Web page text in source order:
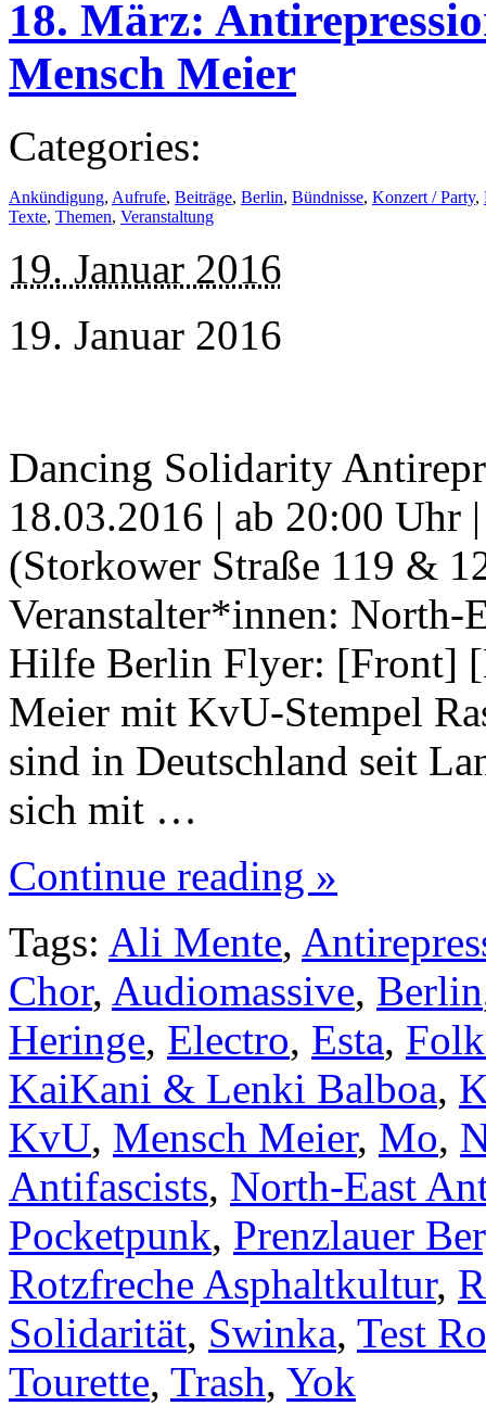
18. März:
Mensch Meier
Categories:
Ankündigung, Aufrufe, Beiträge, Berlin, Bündnisse, Konzert / Party,
Texte, Themen, Veranstaltung
19. Januar 2016
19. Januar 2016
Dancing Solidarity
18.03.2016 | ab 20:00
(Storkower Straße 119 &
Veranstalter*innen:
Hilfe Berlin Flyer: [Front]
Meier mit KvU-Stempel
sind in Deutschland seit
sich mit …
Continue reading »
Tags: Ali Mente,
Chor, Audiomassive, Berlin
Heringe, Electro, Esta,
KaiKani & Lenki Balboa,
KvU, Mensch Meier, Mo,
Antifascists, North-East
Pocketpunk, Prenzlauer
Rotzfreche Asphaltkultur,
Solidarität, Swinka, Test
Tourette, Trash, Yok